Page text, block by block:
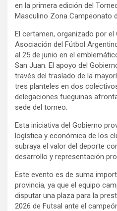
en la primera edición del
Masculino Zona Campeonato
El certamen, organizado por el
Asociación del Fútbol
al 25 de junio en el
San Juan. El apoyo del
través del traslado de la
tres planteles en dos
delegaciones fueguinas
sede del torneo.
Esta iniciativa del Gobierno
logística y económica de los
subraya el valor del deporte
desarrollo y representación
Este evento es de suma
provincia, ya que el equipo
disputar una plaza para la
2026 de Futsal ante el